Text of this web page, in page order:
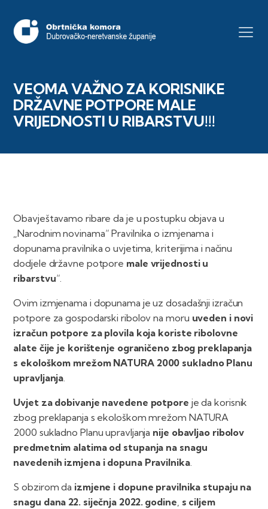
VEOMA VAŽNO ZA KORISNIKE
DRŽAVNE POTPORE MALE
VRIJEDNOSTI U RIBARSTVU!!!
Obavještavamo ribare da je u postupku objava u
„Narodnim novinama“ Pravilnika o izmjenama i
dopunama pravilnika o uvjetima, kriterijima i načinu
dodjele državne potpore male vrijednosti u
ribarstvu“.
Ovim izmjenama i dopunama je uz dosadašnji izračun
potpore za gospodarski ribolov na moru uveden i novi
izračun potpore za plovila koja koriste ribolovne
alate čije je korištenje ograničeno zbog preklapanja
s ekološkom mrežom NATURA 2000 sukladno Planu
upravljanja.
Uvjet za dobivanje navedene potpore je da korisnik
zbog preklapanja s ekološkom mrežom NATURA
2000 sukladno Planu upravljanja nije obavljao ribolov
predmetnim alatima od stupanja na snagu
navedenih izmjena i dopuna Pravilnika.
S obzirom da izmjene i dopune pravilnika stupaju na
snagu dana 22. siječnja 2022. godine, s ciljem